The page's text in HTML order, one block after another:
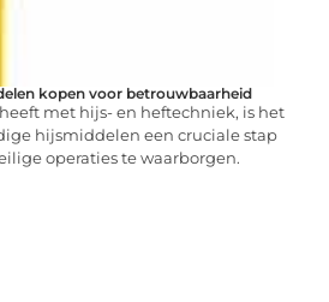
kopen voor betrouwbaarheid
met hijs- en heftechniek, is het
hijsmiddelen een cruciale stap
operaties te waarborgen.